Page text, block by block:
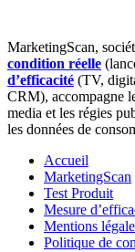
MarketingScan,
condition réelle
d’efficacité (TV,
CRM), accompagne
media et les régies
les données de
Accueil
MarketingScan
Test Produit
Mesure
Mentions
Politique de